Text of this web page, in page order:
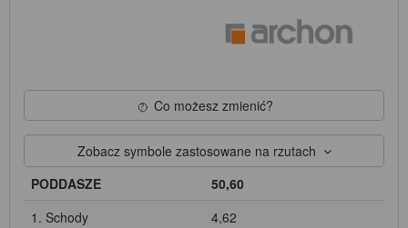
Co możesz zmienić?
Zobacz symbole zastosowane na rzutach
PODDASZE
50,60
1. Schody
4,62